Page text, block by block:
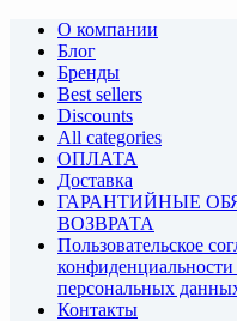
О компании
Блог
Бренды
Best sellers
Discounts
All categories
ОПЛАТА
Доставка
ГАРАНТИЙНЫЕ
ВОЗВРАТА
Пользовательское
персональных
Контакты